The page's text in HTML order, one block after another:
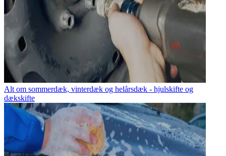
Alt om sommerdæk, vinterdæk og helårsdæk - hjulskifte og
dækskifte